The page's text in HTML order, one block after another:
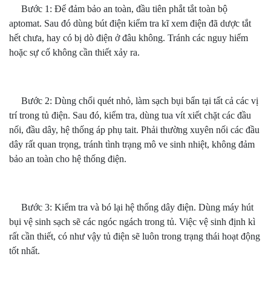
Bước 1: Để đảm bảo an toàn, đầu tiên phắt tắt toàn bộ
aptomat. Sau đó dùng bút điện kiểm tra kĩ xem điện đã dược tắt
hết chưa, hay có bị dò điện ở đâu không. Tránh các nguy hiểm
hoặc sự cố không cần thiết xảy ra.
Bước 2: Dùng chổi quét nhỏ, làm sạch bụi bẩn tại tất cả các vị
trí trong tủ điện. Sau đó, kiểm tra, dùng tua vít xiết chặt các đầu
nối, đầu dây, hệ thống áp phụ tait. Phải thường xuyên nối các đầu
dây rất quan trọng, tránh tình trạng mô ve sinh nhiệt, không đảm
bảo an toàn cho hệ thống điện.
Bước 3: Kiểm tra và bó lại hệ thống dây điện. Dùng máy hút
bụi vệ sinh sạch sẽ các ngóc ngách trong tủ. Việc vệ sinh định kì
rất cần thiết, có như vậy tủ điện sẽ luôn trong trạng thái hoạt động
tốt nhất.